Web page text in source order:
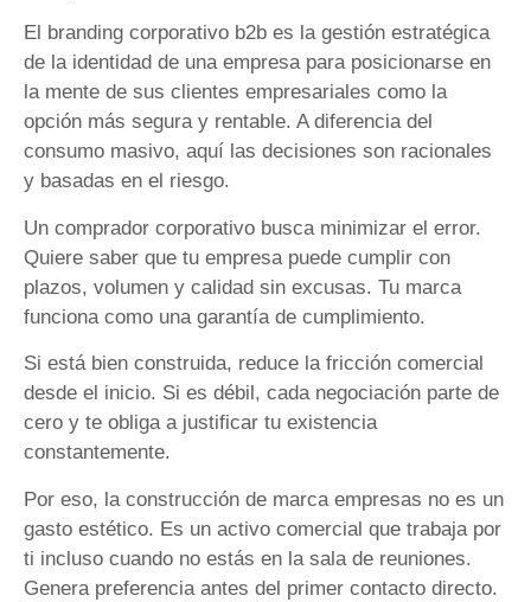
El branding corporativo b2b es la gestión estratégica
de la identidad de una empresa para posicionarse en
la mente de sus clientes empresariales como la
opción más segura y rentable. A diferencia del
consumo masivo, aquí las decisiones son racionales
y basadas en el riesgo.
Un comprador corporativo busca minimizar el error.
Quiere saber que tu empresa puede cumplir con
plazos, volumen y calidad sin excusas. Tu marca
funciona como una garantía de cumplimiento.
Si está bien construida, reduce la fricción comercial
desde el inicio. Si es débil, cada negociación parte de
cero y te obliga a justificar tu existencia
constantemente.
Por eso, la construcción de marca empresas no es un
gasto estético. Es un activo comercial que trabaja por
ti incluso cuando no estás en la sala de reuniones.
Genera preferencia antes del primer contacto directo.